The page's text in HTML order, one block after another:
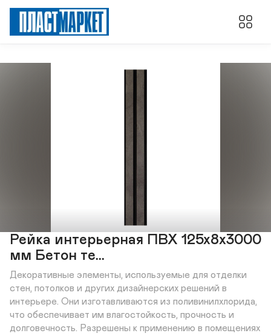
Рейка интерьерная ПВХ 125х8х3000
мм Бетон те...
Декоративные элементы, используемые для отделки
стен, потолков и других дизайнерских решений в
интерьере. Они изготавливаются из поливинилхлорида,
что обеспечивает им влагостойкость, прочность и
долговечность. Разрешены к применению в помещениях